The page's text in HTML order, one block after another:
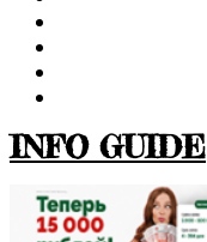
INFO GUIDE